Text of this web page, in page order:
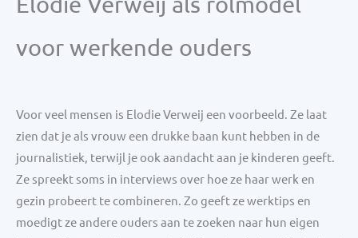
voor werkende ouders
Voor veel mensen is Elodie Verweij een voorbeeld. Ze laat
zien dat je als vrouw een drukke baan kunt hebben in de
journalistiek, terwijl je ook aandacht aan je kinderen geeft.
Ze spreekt soms in interviews over hoe ze haar werk en
gezin probeert te combineren. Zo geeft ze werktips en
moedigt ze andere ouders aan te zoeken naar hun eigen